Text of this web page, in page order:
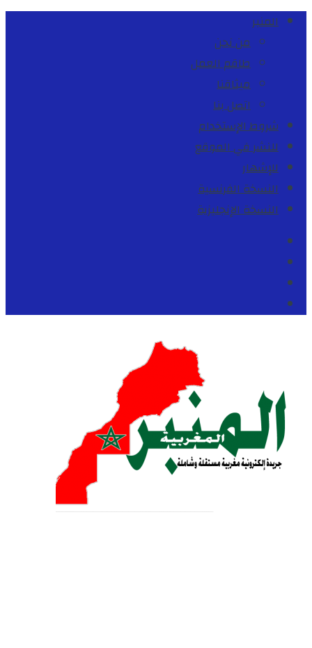
المنبر
من نحن
طاقم العمل
ميثاقنا
اتصل بنا
شروط الإستخدام
للنشر في الموقع
للإشهار
النسخة الفرنسية
النسخة الإنجليزية